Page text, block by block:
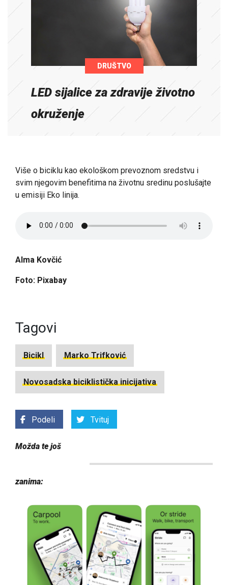
DRUŠTVO
LED sijalice za zdravije životno
okruženje
Više o biciklu kao ekološkom prevoznom sredstvu i
svim njegovim benefitima na životnu sredinu poslušajte
u emisiji Eko linija.
Alma Kovčić
Foto: Pixabay
Tagovi
Bicikl Marko Trifković
Novosadska biciklistička inicijativa
Podeli Tvituj
Možda te još
zanima: